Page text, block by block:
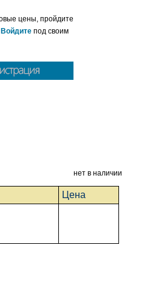
цены, пройдите
Войдите под своим
нет в наличии
Цена